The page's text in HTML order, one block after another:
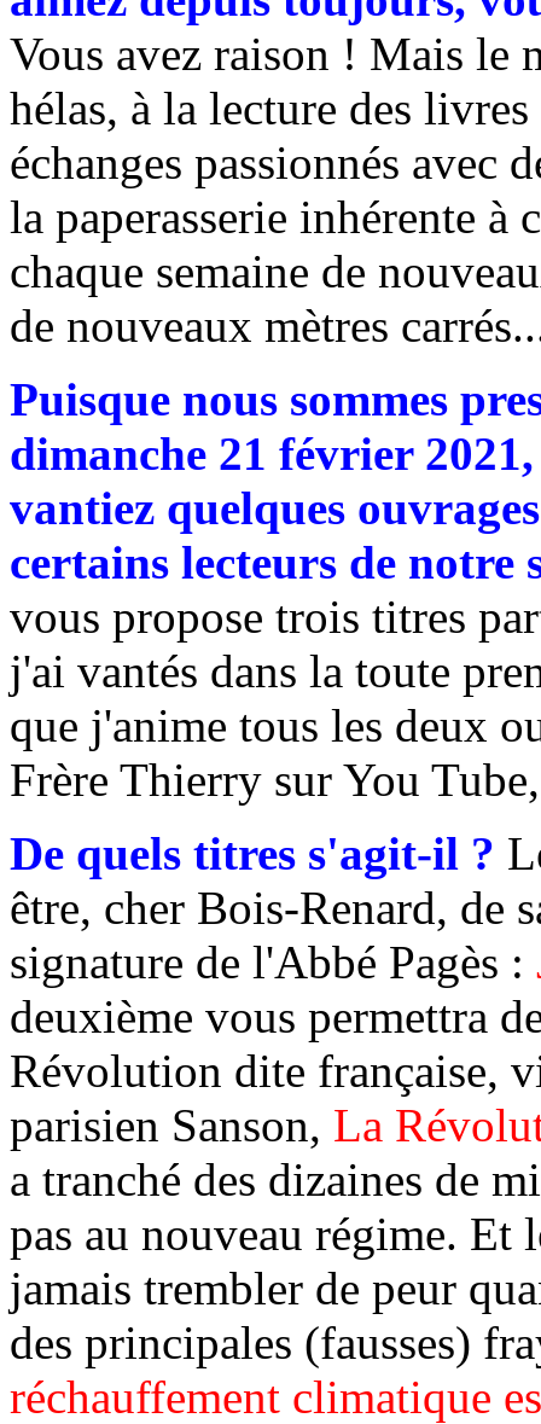
Vous avez raison ! Mais le
hélas, à la lecture des
échanges passionnés avec
la paperasserie inhérente à
chaque semaine de
de nouveaux mètres
Puisque nous sommes
dimanche 21 février
vantiez quelques
certains lecteurs de notre
vous propose trois titres
j'ai vantés dans la toute
que j'anime tous les deux
Frère Thierry sur You
De quels titres s'agit-il ?
être, cher Bois-Renard, de
signature de l'Abbé Pagès :
deuxième vous permettra
Révolution dite française,
parisien Sanson, La
a tranché des dizaines de
pas au nouveau régime. Et
jamais trembler de peur
des principales (fausses)
réchauffement climatique